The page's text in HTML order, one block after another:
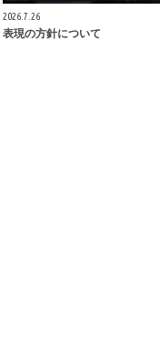
2026.7.26
表現の方針について